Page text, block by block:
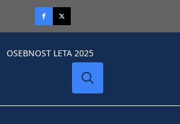
OSEBNOST LETA 2025